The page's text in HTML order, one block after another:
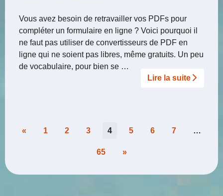
Vous avez besoin de retravailler vos PDFs pour
compléter un formulaire en ligne ? Voici pourquoi il
ne faut pas utiliser de convertisseurs de PDF en
ligne qui ne soient pas libres, même gratuits. Un peu
de vocabulaire, pour bien se …
Lire la suite­­
Pagination
publications
« 1 2 3 4 5 6 7 …
65 »